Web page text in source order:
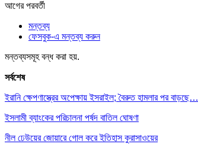
আগেরপরবর্তী
মন্তব্য
ফেসবুক-এ মন্তব্য করুন
মন্তব্যসমূহ বন্ধ করা হয়.
সর্বশেষ
ইরানি ক্ষেপণাস্ত্রের অপেক্ষায় ইসরাইল; বৈরুত হামলার পর বাড়ছে…
ইসলামী ব্যাংকের পরিচালনা পর্ষদ বাতিল ঘোষণা
নীল ঢেউয়ের জোয়ারে গোল করে ইতিহাস কুরাসাওয়ের